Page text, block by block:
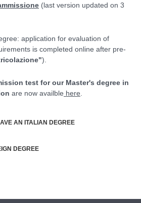
(last version updated on 3
application for evaluation of
is completed online after pre-
).
test for our Master's degree in
are now availble here
AN ITALIAN DEGREE
DEGREE